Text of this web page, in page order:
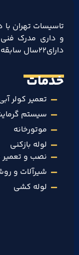
تاسیسات تهران
و داری مدرک
دارای۲۲سال سابقه کار درخشان است
خدمات
تعمیر کولر
سیستم
موتورخانه
لوله بازکنی
نصب و تعمیر
شیرآلات و
لوله کشی